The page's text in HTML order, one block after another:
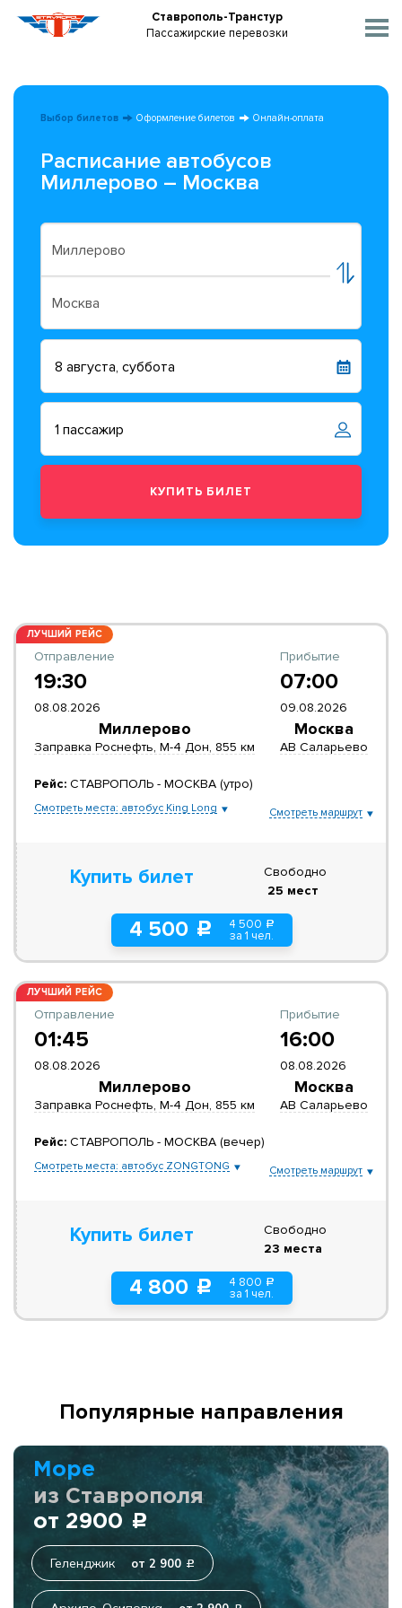
Ставрополь-Транстур
Пассажирские перевозки
Выбор билетов Оформление билетов Онлайн-оплата
Расписание автобусов
Миллерово – Москва
ЛУЧШИЙ РЕЙС
Отправление
19:30
08.08.2026
Миллерово
Заправка Роснефть, М-4 Дон, 855 км
Прибытие
07:00
09.08.2026
Москва
АВ Саларьево
Рейс: СТАВРОПОЛЬ - МОСКВА (утро)
Смотреть места: автобус King Long Смотреть маршрут
Купить билет
4 500 c 4 500 a
за 1 чел.
Свободно
25 мест
ЛУЧШИЙ РЕЙС
Отправление
01:45
08.08.2026
Миллерово
Заправка Роснефть, М-4 Дон, 855 км
Прибытие
16:00
08.08.2026
Москва
АВ Саларьево
Рейс: СТАВРОПОЛЬ - МОСКВА (вечер)
Смотреть места: автобус ZONGTONG Смотреть маршрут
Купить билет
4 800 c 4 800 a
за 1 чел.
Свободно
23 места
Популярные направления
Море
из Ставрополя
от 2900 c
Геленджик от 2 900 c